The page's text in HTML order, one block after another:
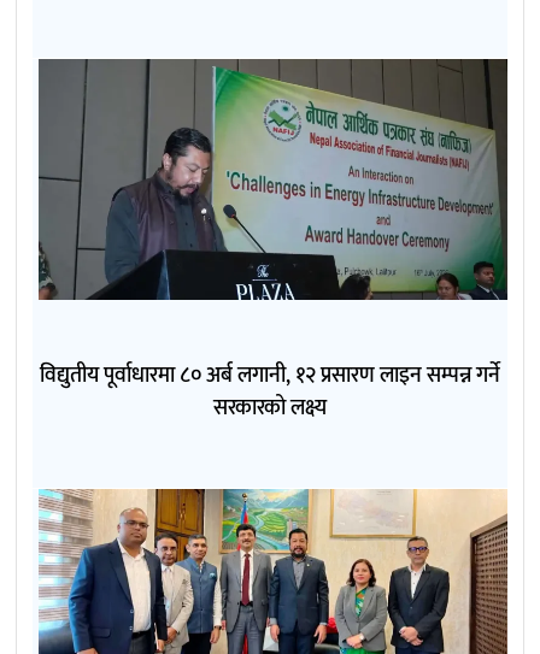
विद्युतीय पूर्वाधारमा ८० अर्ब लगानी, १२ प्रसारण लाइन सम्पन्न गर्ने
सरकारको लक्ष्य